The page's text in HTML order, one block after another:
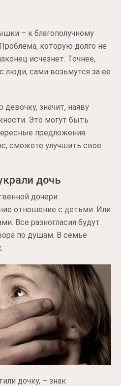
– к благополучному
которую долго не
исчезнет. Точнее,
люди, сами возьмутся за ее
значит, наяву
Это могут быть
предложения.
сможете улучшить свое
дочь
дочери
отношение с детьми. Или
Все разногласия будут
по душам. В семье
дочку, – знак